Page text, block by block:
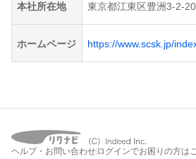
本社所在地 東京都江東区豊洲3-2-
ホームページ https://www.scsk.jp/
ヘルプ・お問い合わせ ログインでお困りの方は